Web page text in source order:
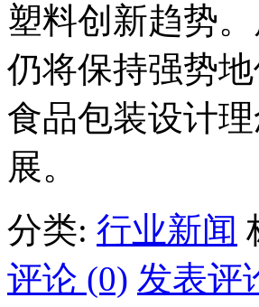
塑料创新趋势
仍将保持强势
食品包装设计
展。
分类: 行业新闻
评论 (0) 发表评